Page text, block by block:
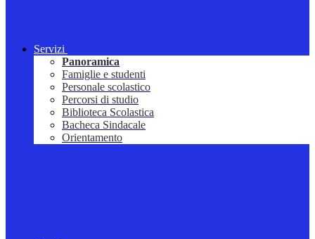
Servizi
Panoramica
Famiglie e studenti
Personale scolastico
Percorsi di studio
Biblioteca Scolastica
Bacheca Sindacale
Orientamento